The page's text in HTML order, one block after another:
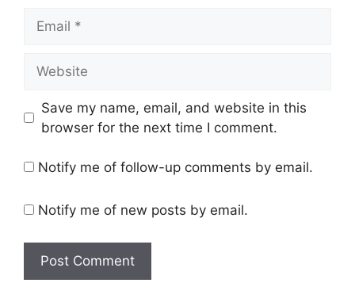
Save my name, email, and website in this
browser for the next time I comment.
Notify me of follow-up comments by email.
Notify me of new posts by email.